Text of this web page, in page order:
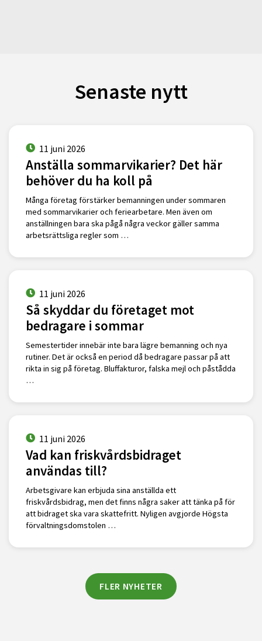
Senaste nytt
11 juni 2026
Anställa sommarvikarier? Det här
behöver du ha koll på
Många företag förstärker bemanningen under sommaren
med sommarvikarier och feriearbetare. Men även om
anställningen bara ska pågå några veckor gäller samma
arbetsrättsliga regler som …
11 juni 2026
Så skyddar du företaget mot
bedragare i sommar
Semestertider innebär inte bara lägre bemanning och nya
rutiner. Det är också en period då bedragare passar på att
rikta in sig på företag. Bluffakturor, falska mejl och påstådda
…
11 juni 2026
Vad kan friskvårdsbidraget
användas till?
Arbetsgivare kan erbjuda sina anställda ett
friskvårdsbidrag, men det finns några saker att tänka på för
att bidraget ska vara skattefritt. Nyligen avgjorde Högsta
förvaltningsdomstolen …
FLER NYHETER